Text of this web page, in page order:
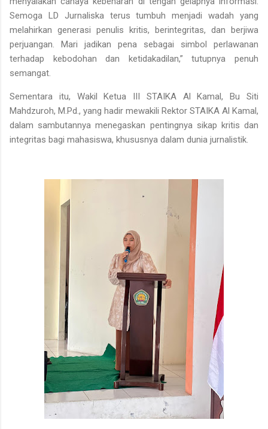
Semoga LD Jurnaliska terus tumbuh menjadi wadah yang
melahirkan generasi penulis kritis, berintegritas, dan berjiwa
perjuangan. Mari jadikan pena sebagai simbol perlawanan
terhadap kebodohan dan ketidakadilan,” tutupnya penuh
semangat.
Sementara itu, Wakil Ketua III STAIKA Al Kamal, Bu Siti
Mahdzuroh, M.Pd., yang hadir mewakili Rektor STAIKA Al Kamal,
dalam sambutannya menegaskan pentingnya sikap kritis dan
integritas bagi mahasiswa, khususnya dalam dunia jurnalistik.